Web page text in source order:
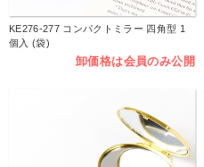
KE276-277 コンパクトミラー 四角型 1
個入 (袋)
卸価格は会員のみ公開